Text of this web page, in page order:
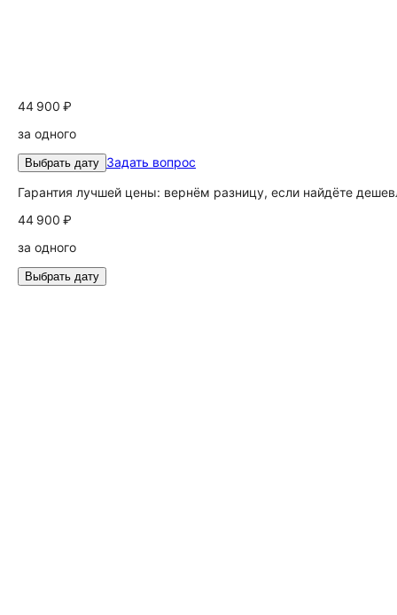
44 900 ₽
за одного
Выбрать дату Задать вопрос
Гарантия лучшей цены: вернём разницу, если найдёте
44 900 ₽
за одного
Выбрать дату